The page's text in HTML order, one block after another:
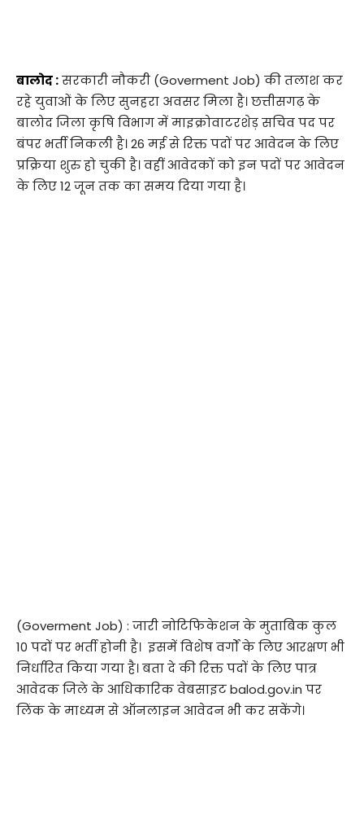
बालोद :सरकारी नौकरी (Goverment Job) की तलाश कर
रहे युवाओं के लिए सुनहरा अवसर मिला है। छत्तीसगढ़ के
बालोद जिला कृषि विभाग में माइक्रोवाटरशेड़ सचिव पद पर
बंपर भर्ती निकली है। 26 मई से रिक्त पदों पर आवेदन के लिए
प्रक्रिया शुरु हो चुकी है। वहीं आवेदकों को इन पदों पर आवेदन
के लिए 12 जून तक का समय दिया गया है।
(Goverment Job) : जारी नोटिफिकेशन के मुताबिक कुल
10 पदों पर भर्ती होनी है। इसमें विशेष वर्गों के लिए आरक्षण भी
निर्धारित किया गया है। बता दे की रिक्त पदों के लिए पात्र
आवेदक जिले के आधिकारिक वेबसाइट balod.gov.in पर
लिंक के माध्यम से ऑनलाइन आवेदन भी कर सकेंगे।